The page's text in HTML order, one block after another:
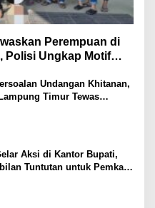
Perempuan di
Polisi Ungkap Motif
Undangan Khitanan,
Timur Tewas
Aksi di Kantor Bupati,
Tuntutan untuk Pemkab